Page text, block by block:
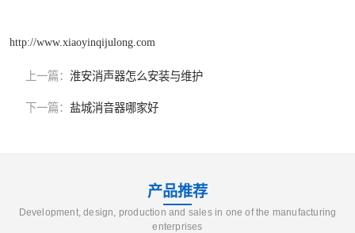
http://www.xiaoyinqijulong.com
上一篇： 淮安消声器怎么安装与维护
下一篇： 盐城消音器哪家好
产品推荐
Development, design, production and sales in one of the manufacturing
enterprises